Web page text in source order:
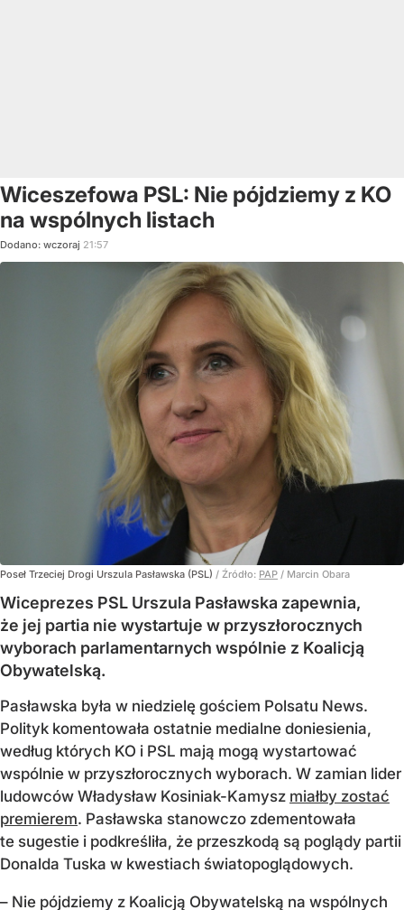
Wiceszefowa PSL: Nie pójdziemy z KO
na wspólnych listach
Dodano: wczoraj 21:57
Poseł Trzeciej Drogi Urszula Pasławska (PSL) / Źródło: PAP / Marcin Obara
Wiceprezes PSL Urszula Pasławska zapewnia,
że jej partia nie wystartuje w przyszłorocznych
wyborach parlamentarnych wspólnie z Koalicją
Obywatelską.
Pasławska była w niedzielę gościem Polsatu News.
Polityk komentowała ostatnie medialne doniesienia,
według których KO i PSL mają mogą wystartować
wspólnie w przyszłorocznych wyborach. W zamian lider
ludowców Władysław Kosiniak-Kamysz miałby zostać
premierem. Pasławska stanowczo zdementowała
te sugestie i podkreśliła, że przeszkodą są poglądy partii
Donalda Tuska w kwestiach światopoglądowych.
– Nie pójdziemy z Koalicją Obywatelską na wspólnych